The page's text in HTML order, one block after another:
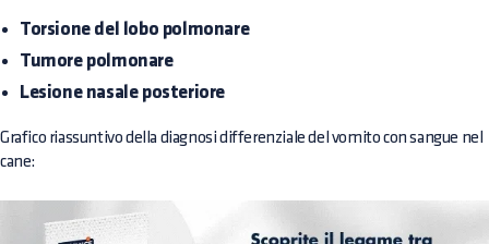
Torsione del lobo polmonare
Tumore polmonare
Lesione nasale posteriore
Grafico riassuntivo della diagnosi differenziale del vomito con sangue nel
cane: